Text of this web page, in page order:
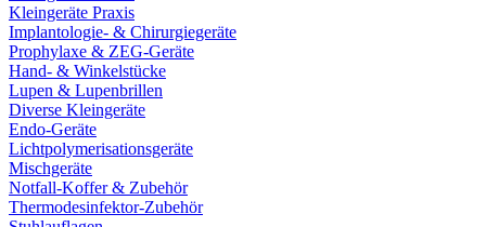
Kleingeräte Praxis
Implantologie- & Chirurgiegeräte
Prophylaxe & ZEG-Geräte
Hand- & Winkelstücke
Lupen & Lupenbrillen
Diverse Kleingeräte
Endo-Geräte
Lichtpolymerisationsgeräte
Mischgeräte
Notfall-Koffer & Zubehör
Thermodesinfektor-Zubehör